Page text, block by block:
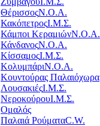
ΘέρισσοςΝ.Ο.Α.
ΚακόπετροςΙ.Μ.Σ.
Κάμποι ΚεραμιώνΝ.Ο.Α.
ΚάνδανοςΝ.Ο.Α.
ΚίσσαμοςΙ.Μ.Σ.
ΚολυμπάριΝ.Ο.Α.
Κουντούρας Παλαιόχωρα
ΛουσακιέςΙ.Μ.Σ.
ΝεροκούρουΙ.Μ.Σ.
Ομαλός
Παλαιά ΡούματαC.W.